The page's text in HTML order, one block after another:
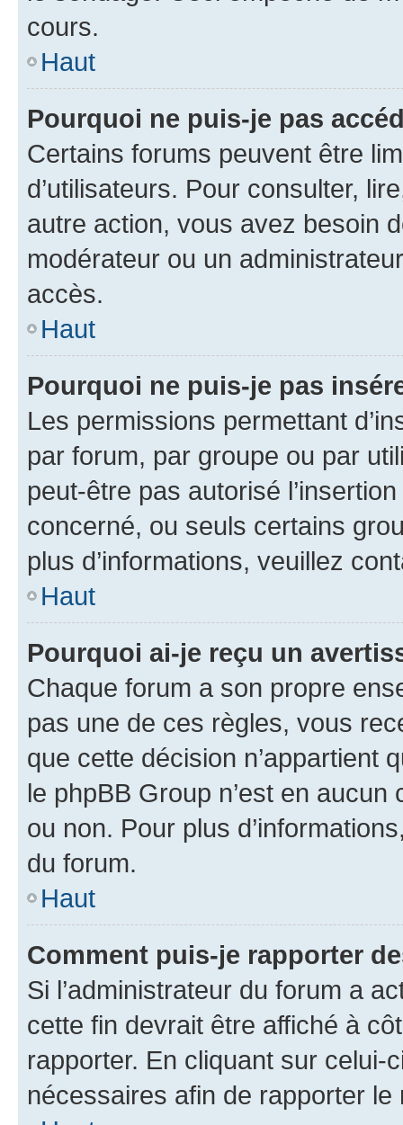
cours.
Haut
Pourquoi ne puis-je pas
Certains forums peuvent être
d’utilisateurs. Pour consulter,
autre action, vous avez besoin
modérateur ou un
accès.
Haut
Pourquoi ne puis-je pas
Les permissions permettant
par forum, par groupe ou par
peut-être pas autorisé
concerné, ou seuls certains
plus d’informations, veuillez
Haut
Pourquoi ai-je reçu un
Chaque forum a son propre
pas une de ces règles, vous
que cette décision n’appartient
le phpBB Group n’est en
ou non. Pour plus
du forum.
Haut
Comment puis-je rapporter
Si l’administrateur du forum a
cette fin devrait être affiché à
rapporter. En cliquant sur
nécessaires afin de rapporter le